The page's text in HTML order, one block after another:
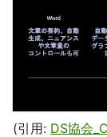
(引用: DS協会